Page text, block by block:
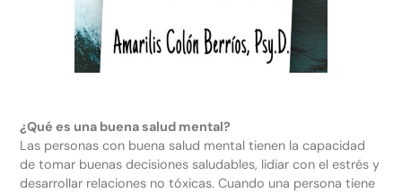
¿Qué es una buena salud mental?
Las personas con buena salud mental tienen la capacidad
de tomar buenas decisiones saludables, lidiar con el estrés y
desarrollar relaciones no tóxicas. Cuando una persona tiene